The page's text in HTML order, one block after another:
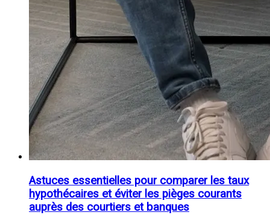
Astuces essentielles pour comparer les taux
hypothécaires et éviter les pièges courants
auprès des courtiers et banques